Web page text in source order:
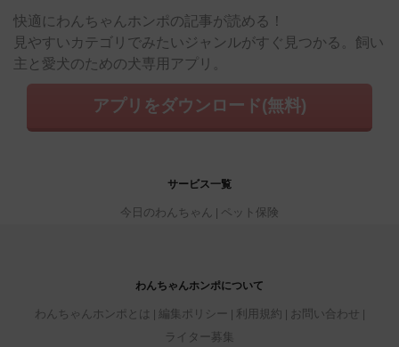
快適にわんちゃんホンポの記事が読める！
見やすいカテゴリでみたいジャンルがすぐ見つかる。飼い
主と愛犬のための犬専用アプリ。
アプリをダウンロード(無料)
サービス一覧
今日のわんちゃん ペット保険
わんちゃんホンポについて
わんちゃんホンポとは 編集ポリシー 利用規約
お問い合わせ
ライター募集